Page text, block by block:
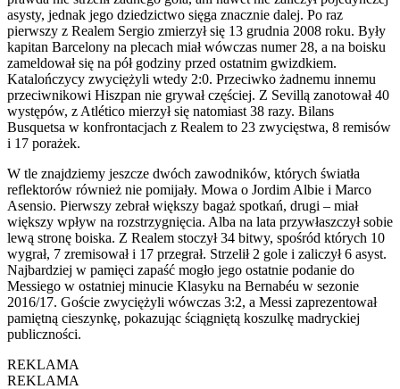
asysty, jednak jego dziedzictwo sięga znacznie dalej. Po raz
pierwszy z Realem Sergio zmierzył się 13 grudnia 2008 roku. Były
kapitan Barcelony na plecach miał wówczas numer 28, a na boisku
zameldował się na pół godziny przed ostatnim gwizdkiem.
Katalończycy zwyciężyli wtedy 2:0. Przeciwko żadnemu innemu
przeciwnikowi Hiszpan nie grywał częściej. Z Sevillą zanotował 40
występów, z Atlético mierzył się natomiast 38 razy. Bilans
Busquetsa w konfrontacjach z Realem to 23 zwycięstwa, 8 remisów
i 17 porażek.
W tle znajdziemy jeszcze dwóch zawodników, których światła
reflektorów również nie pomijały. Mowa o Jordim Albie i Marco
Asensio. Pierwszy zebrał większy bagaż spotkań, drugi – miał
większy wpływ na rozstrzygnięcia. Alba na lata przywłaszczył sobie
lewą stronę boiska. Z Realem stoczył 34 bitwy, spośród których 10
wygrał, 7 zremisował i 17 przegrał. Strzelił 2 gole i zaliczył 6 asyst.
Najbardziej w pamięci zapaść mogło jego ostatnie podanie do
Messiego w ostatniej minucie Klasyku na Bernabéu w sezonie
2016/17. Goście zwyciężyli wówczas 3:2, a Messi zaprezentował
pamiętną cieszynkę, pokazując ściągniętą koszulkę madryckiej
publiczności.
REKLAMA
REKLAMA